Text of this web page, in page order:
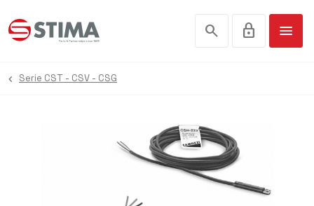
search lock menu
Serie CST - CSV - CSG